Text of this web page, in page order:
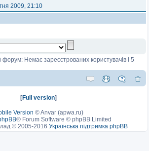
2009, 21:10
Немає зареєстрованих користувачів і 5
[Full version]
Version ©Anvar (apwa.ru)
® Forum Software © phpBB Limited
© 2005-2016 Українська підтримка phpBB